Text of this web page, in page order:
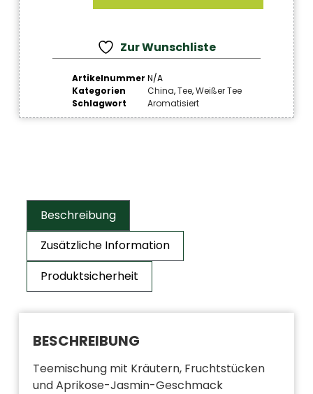
Zur Wunschliste
Artikelnummer N/A
Kategorien
China,Tee,Weißer Tee
Schlagwort
Aromatisiert
Beschreibung
Zusätzliche Information
Produktsicherheit
BESCHREIBUNG
Teemischung mit Kräutern, Fruchtstücken
und Aprikose-Jasmin-Geschmack